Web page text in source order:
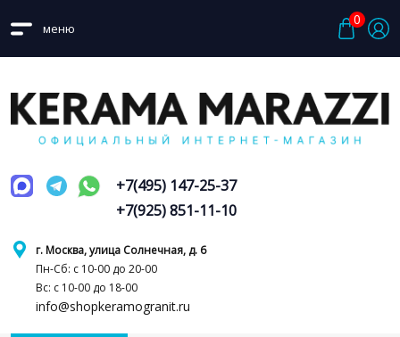
меню
0
г. Москва, улица Солнечная, д. 6
Пн-Сб: с 10-00 до 20-00
Вс: с 10-00 до 18-00
info@shopkeramogranit.ru
+7(495) 147-25-37
+7(925) 851-11-10